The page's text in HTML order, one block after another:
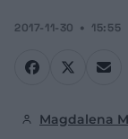
2017-11-30 15:55
Magdalena